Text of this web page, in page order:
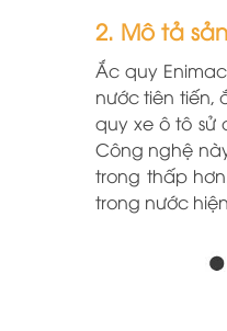
2. Mô tả
Ắc quy
nước tiên tiến,
quy xe ô tô sử
Công nghệ
trong thấp
trong nước